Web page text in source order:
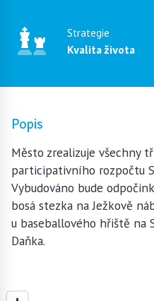
Strategie
Kvalita života
Popis
Město zrealizuje všechny
participativního rozpočtu
Vybudováno bude
bosá stezka na Ježkově
u baseballového hřiště na
Daňka.